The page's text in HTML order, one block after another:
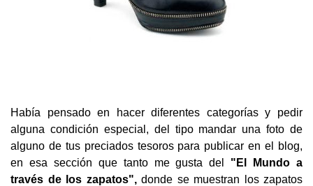
Había pensado en hacer diferentes categorías y pedir
alguna condición especial, del tipo mandar una foto de
alguno de tus preciados tesoros para publicar en el blog,
en esa sección que tanto me gusta del "El Mundo a
través de los zapatos",donde se muestran los zapatos